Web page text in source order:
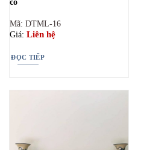
cổ
Mã: DTML-16
Giá: Liên hệ
ĐỌC TIẾP